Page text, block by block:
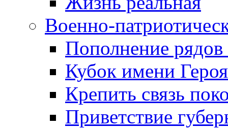
Военно-
Пополнение
Кубок имени
Крепить связь
Приветствие